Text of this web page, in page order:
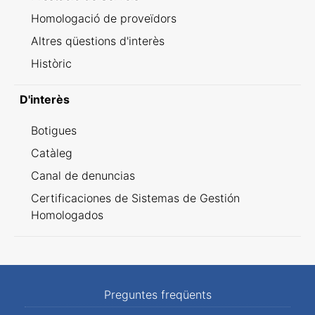
Homologació de proveïdors
Altres qüestions d'interès
Històric
D'interès
Botigues
Catàleg
Canal de denuncias
Certificaciones de Sistemas de Gestión
Homologados
Preguntes freqüents